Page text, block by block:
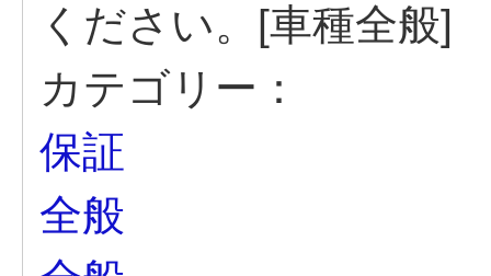
ください。[車種全般]
カテゴリー：
保証
全般